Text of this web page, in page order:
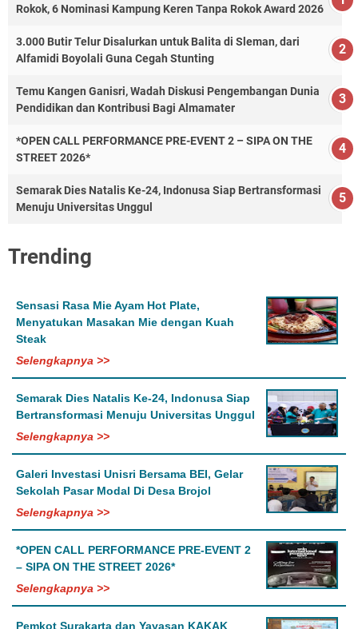
Rokok, 6 Nominasi Kampung Keren Tanpa Rokok Award 2026
3.000 Butir Telur Disalurkan untuk Balita di Sleman, dari
Alfamidi Boyolali Guna Cegah Stunting
Temu Kangen Ganisri, Wadah Diskusi Pengembangan Dunia
Pendidikan dan Kontribusi Bagi Almamater
*OPEN CALL PERFORMANCE PRE-EVENT 2 – SIPA ON THE
STREET 2026*
Semarak Dies Natalis Ke-24, Indonusa Siap Bertransformasi
Menuju Universitas Unggul
Trending
Sensasi Rasa Mie Ayam Hot Plate,
Menyatukan Masakan Mie dengan Kuah
Steak
Selengkapnya >>
Semarak Dies Natalis Ke-24, Indonusa Siap
Bertransformasi Menuju Universitas Unggul
Selengkapnya >>
Galeri Investasi Unisri Bersama BEI, Gelar
Sekolah Pasar Modal Di Desa Brojol
Selengkapnya >>
*OPEN CALL PERFORMANCE PRE-EVENT 2
– SIPA ON THE STREET 2026*
Selengkapnya >>
Pemkot Surakarta dan Yayasan KAKAK